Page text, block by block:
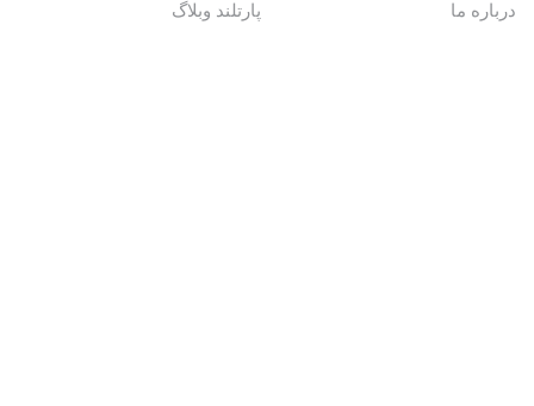
درباره ما پارتلند وبلاگ